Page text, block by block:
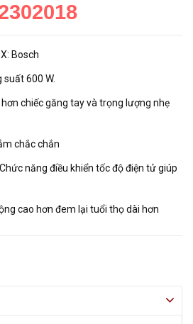
Bosch
600 W.
chiếc găng tay và trọng lượng nhẹ
chắc chắn
năng điều khiển tốc độ điện tử giúp
cao hơn đem lại tuổi thọ dài hơn